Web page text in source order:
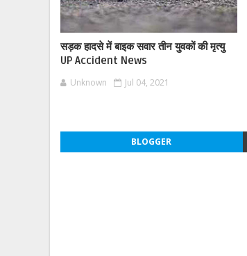
सड़क हादसे में बाइक सवार तीन युवकों की मृत्यु
UP Accident News
Unknown Jul 04, 2021
BLOGGER